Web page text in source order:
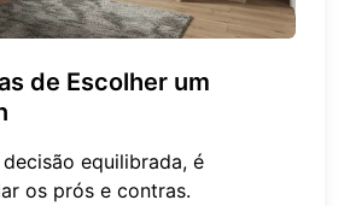
de Escolher um
equilibrada, é
os prós e contras.